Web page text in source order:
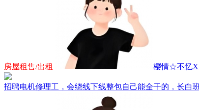
房屋租售/出租 樱情☆不忆
招聘电机修理工，会绕线下线整包自己能全干的，长白